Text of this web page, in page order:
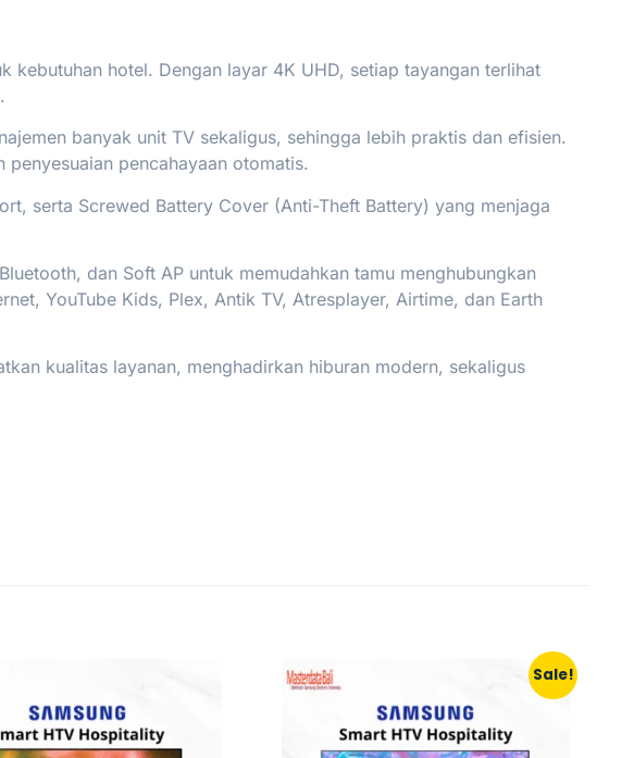
hotel. Dengan layar 4K UHD, setiap tayangan terlihat
banyak unit TV sekaligus, sehingga lebih praktis dan efisien.
pencahayaan otomatis.
serta Screwed Battery Cover (Anti-Theft Battery) yang menjaga
dan Soft AP untuk memudahkan tamu menghubungkan
YouTube Kids, Plex, Antik TV, Atresplayer, Airtime, dan Earth
kualitas layanan, menghadirkan hiburan modern, sekaligus
Sale!